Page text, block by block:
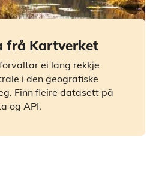
frå Kartverket
ei lang rekkje
i den geografiske
Finn fleire datasett på
og API.